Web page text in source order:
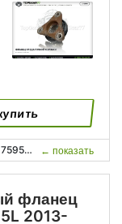
7 645 468; ← показать
фланец
2013-